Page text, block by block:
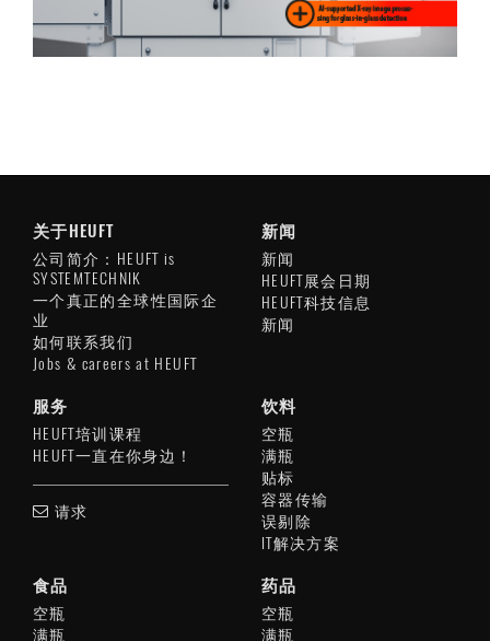
关于HEUFT
公司简介：HEUFT is
SYSTEMTECHNIK
一个真正的全球性国际企
业
如何联系我们
Jobs & careers at HEUFT
新闻
新闻
HEUFT展会日期
HEUFT科技信息
新闻
服务
HEUFT培训课程
HEUFT一直在你身边！
请求
饮料
空瓶
满瓶
贴标
容器传输
误剔除
IT解决方案
食品
空瓶
满瓶
药品
空瓶
满瓶